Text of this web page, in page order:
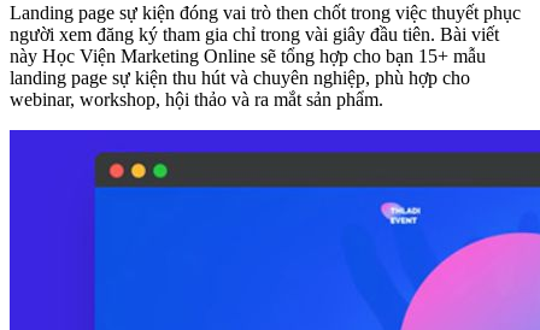
Landing page sự kiện đóng vai trò then chốt trong việc thuyết phục
người xem đăng ký tham gia chỉ trong vài giây đầu tiên. Bài viết
này Học Viện Marketing Online sẽ tổng hợp cho bạn 15+ mẫu
landing page sự kiện thu hút và chuyên nghiệp, phù hợp cho
webinar, workshop, hội thảo và ra mắt sản phẩm.